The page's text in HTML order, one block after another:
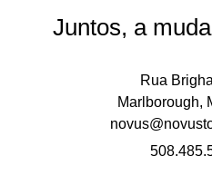
Juntos, a
Rua
Marlborough,